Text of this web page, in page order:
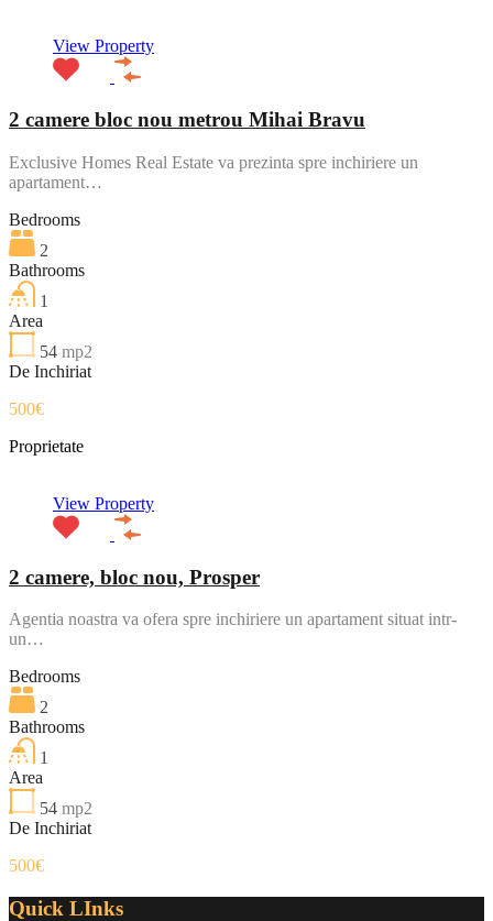
View Property
2 camere bloc nou metrou Mihai Bravu
Exclusive Homes Real Estate va prezinta spre inchiriere un
apartament…
Bedrooms
2
Bathrooms
1
Area
54 mp2
De Inchiriat
500€
Proprietate
View Property
2 camere, bloc nou, Prosper
Agentia noastra va ofera spre inchiriere un apartament situat intr-
un…
Bedrooms
2
Bathrooms
1
Area
54 mp2
De Inchiriat
500€
Quick LInks